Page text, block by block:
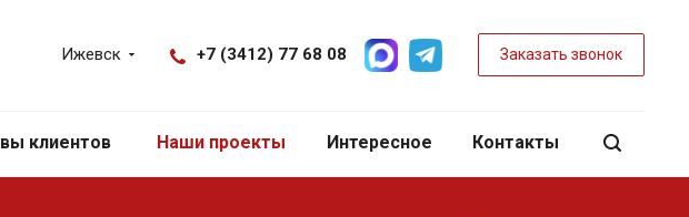
Ижевск +7 (3412) 77 68 08 Заказать звонок
клиентов Наши проекты Интересное Контакты